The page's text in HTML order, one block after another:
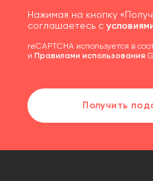
Нажимая на кнопку
соглашаетесь с
reCAPTCHA используется в
и Правилами использования
Получить